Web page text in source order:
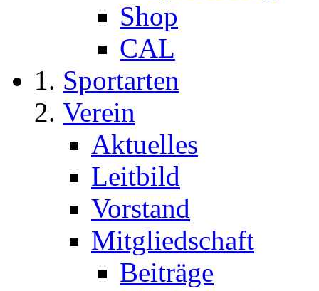
Shop
CAL
Sportarten
Verein
Aktuelles
Leitbild
Vorstand
Mitgliedschaft
Beiträge